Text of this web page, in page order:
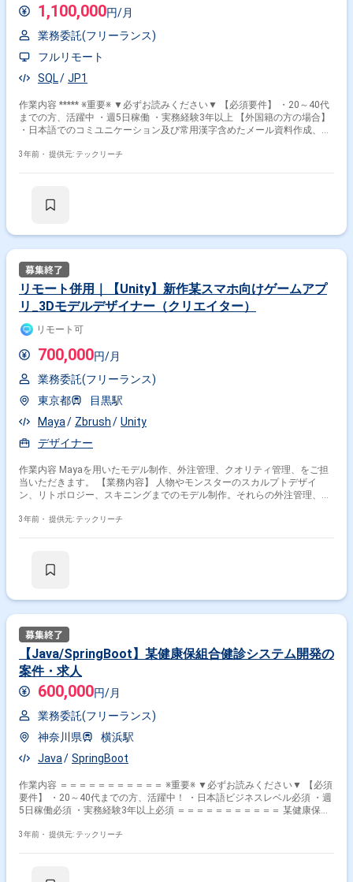
1,100,000円/月
業務委託(フリーランス)
フルリモート
SQL
JP1
作業内容 ***** ※重要※ ▼必ずお読みください▼ 【必須要件】 ・20～40代
までの方、活躍中 ・週5日稼働 ・実務経験3年以上 【外国籍の方の場合】
・日本語でのコミユニケーション及び常用漢字含めたメール資料作成、読
ァームPJチーム内での募集となります。 ＜業務概要＞ 某外食企業様向け
の役割で参画している。 今回の募集はこの移行対象データの内、既存のジ
グローバルな企業の為、一部資料は英語だが、英語は話せなくてもOK ・
フルリモートでの移行PJとなりますが、クライアントの外食業様担当者と
外資コンサル担当者様間にて日次でコンタクトを取れる状況を作っている
為、現状滞りなく、PJ運営を行えている状況。 ＜現在参画中要員の業務概
境で利用しているジョブ管理ツールの「SystemWalker」を移行先のAzure
ト済みのジョブ定義を「JobArranger」に変換し、インポートする。 ＜現
（SystemWalkerの定義をJobArranger用の定義にExcelで整形するのが主
な業務です）※1 ・サクラエディタ：10％（便利なので利用） ・
JobArranger：8％（定義のインポート時に利用）※1 ・AzureVM：2％
（JobArrangerがインストールされているため利用）※2 ※1）
があることが重要と考えられます。 ※2）Azureの構築などを行うわけでは
合はジョブ移行とは別にOracle関連の業務 （OracleDBのバックアップ/リ
ストア手順についてアドバイス、手順書作成）の依頼をされておりました
が、それは別業務のためここでは切り離して考えて大丈夫かと思います。
んでした。
3年前・ 提供元: テックリーチ
リモート併用｜【Unity】新作某スマホ向けゲームアプ
リ_3Dモデルデザイナー（クリエイター）
リモート可
700,000円/月
業務委託(フリーランス)
東京都
目黒駅
Maya
Zbrush
Unity
デザイナー
作業内容 Mayaを用いたモデル制作、外注管理、クオリティ管理、をご担
当いただきます。 【業務内容】 人物やモンスターのスカルプトデザイ
ン、リトポロジー、スキニングまでのモデル制作。それらの外注管理、ク
某スマホ向けゲームアプリ」の開発に携わることが出来ます。 【スキルレ
3年前・ 提供元: テックリーチ
【Java/SpringBoot】某健康保組合健診システム開発の
案件・求人
600,000円/月
業務委託(フリーランス)
神奈川県
横浜駅
Java
SpringBoot
作業内容 ＝＝＝＝＝＝＝＝＝＝＝ ※重要※ ▼必ずお読みください▼ 【必須
要件】 ・20～40代までの方、活躍中！ ・日本語ビジネスレベル必須 ・週
5日稼働必須 ・実務経験3年以上必須 ＝＝＝＝＝＝＝＝＝＝＝ 某健康保組
3年前・ 提供元: テックリーチ